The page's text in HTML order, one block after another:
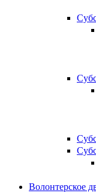
Волонтерское